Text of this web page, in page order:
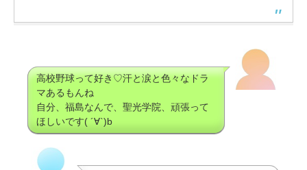
高校野球って好き♡汗と涙と色々なドラ
マあるもんね
自分、福島なんで、聖光学院、頑張って
ほしいです( ´∀`)b